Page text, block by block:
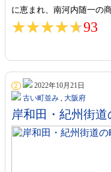
に恵まれ、南河内随一の
★★★★★
★★★★★93
2
2022年10月21日
古い町並み , 大阪府
岸和田・紀州街道